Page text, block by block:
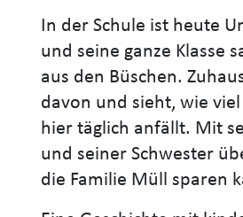
In der Schule ist heute
und seine ganze Klasse
aus den Büschen.
davon und sieht, wie
hier täglich anfällt. Mit
und seiner Schwester
die Familie Müll sparen